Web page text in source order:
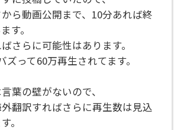
ら動画公開まで、10分あれば終
す。
さらに可能性はあります。
ズって60万再生されてます。
葉の壁がないので、
翻訳すればさらに再生数は見込
。